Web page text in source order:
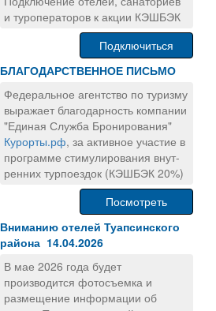
и туроператоров к акции КЭШБЭК
Подключиться
БЛАГОДАРСТВЕННОЕ ПИСЬМО
Федеральное агентство по туризму
выражает благодарность компании
"Единая Служба Бронирования"
Курорты.рф, за активное участие в
программе стимулирования внут-
ренних турпоездок (КЭШБЭК 20%)
Посмотреть
Вниманию отелей Туапсинского
района 14.04.2026
В мае 2026 года будет
производится фотосъемка и
размещение информации об